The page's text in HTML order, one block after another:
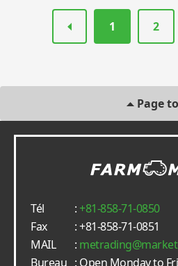
1 2
Page
Tél :+81-858-71-0850
Fax
: +81-858-71-0851
MAIL
: metrading
Bureau : Open Monday to